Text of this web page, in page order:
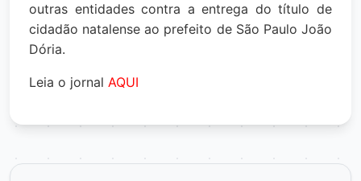
outras entidades contra a entrega do título de
cidadão natalense ao prefeito de São Paulo João
Dória.
Leia o jornal AQUI